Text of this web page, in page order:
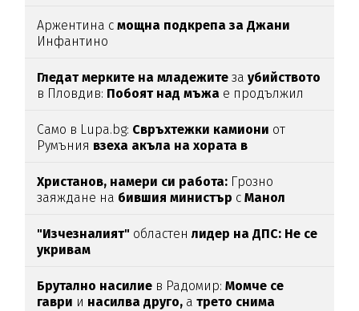
Аржентина смощна подкрепа за Джани
Инфантино
Гледат мерките на младежите за убийството
в Пловдив: Побоят над мъжа е продължил
Само в Lupa.bg: Свръхтежки камиони от
Румъния взеха акъла на хората в
Христанов, намери си работа: Грозно
заяждане на бившия министър сМанол
"Изчезналият" областен лидер на ДПС: Не се
укривам
Брутално насилие в Радомир:Момче се
гаври и насилва друго, атрето снима